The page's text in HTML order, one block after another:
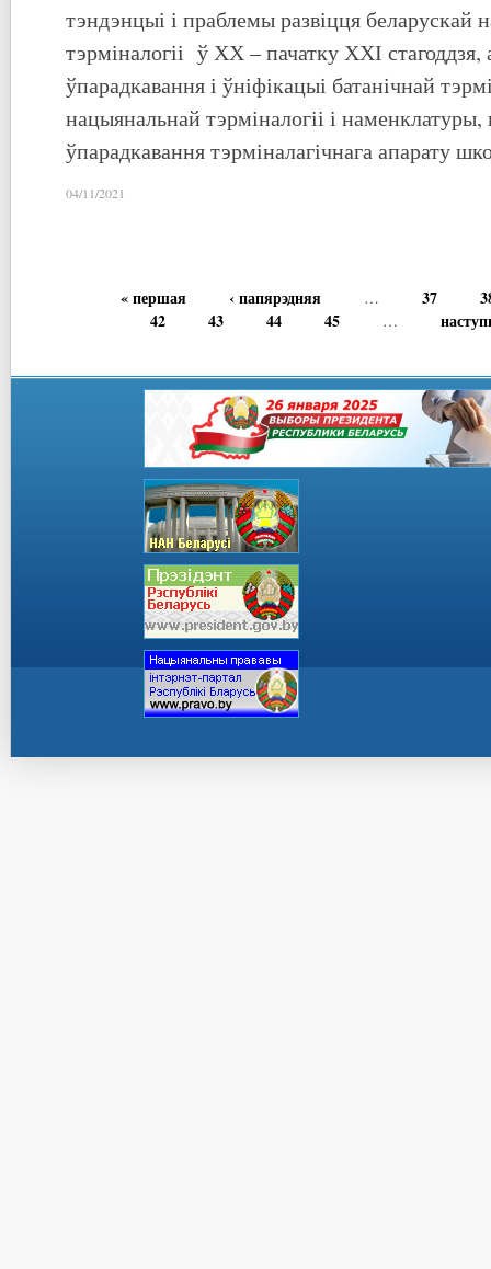
тэндэнцыі і праблемы развіцця беларускай
тэрміналогіі ў ХХ – пачатку ХХІ
ўпарадкавання і ўніфікацыі батанічнай
нацыянальнай тэрміналогіі і
ўпарадкавання тэрміналагічнага апарату
04/11/2021
« першая ‹ папярэдняя … 37
42
43 44 45 …